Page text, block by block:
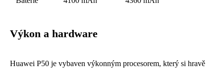
Výkon a hardware
Huawei P50 je vybaven výkonným procesorem, který si hravě